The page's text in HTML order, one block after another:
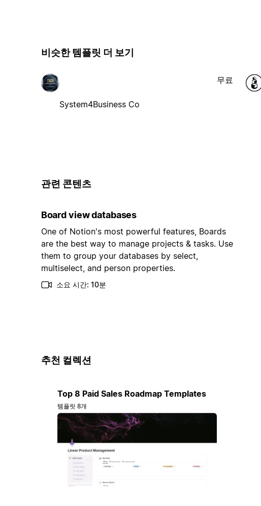
비슷한 템플릿 더 보기
System4Business Co
무료
관련 콘텐츠
Board view databases
One of Notion's most powerful features, Boards
are the best way to manage projects & tasks. Use
them to group your databases by select,
multiselect, and person properties.
소요 시간: 10분
추천 컬렉션
Top 8 Paid Sales Roadmap Templates
템플릿 8개